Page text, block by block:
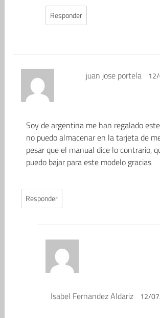
Responder
juan jose portela
Soy de argentina me han regalado
no puedo almacenar en la tarjeta de
pesar que el manual dice lo contrario,
puedo bajar para este modelo gracias
Responder
Isabel Fernandez Aldariz 12/